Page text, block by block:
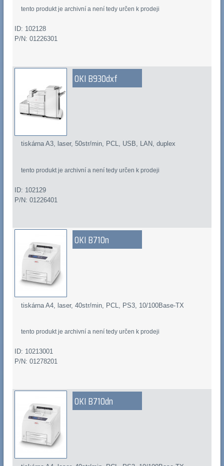
tento produkt je archivní a není tedy určen k prodeji
ID: 102128
P/N: 01226301
OKI B930dxf
tiskárna A3, laser, 50str/min, PCL, USB, LAN, duplex
tento produkt je archivní a není tedy určen k prodeji
ID: 102129
P/N: 01226401
OKI B710n
tiskárna A4, laser, 40str/min, PCL, PS3, 10/100Base-TX
tento produkt je archivní a není tedy určen k prodeji
ID: 10213001
P/N: 01278201
OKI B710dn